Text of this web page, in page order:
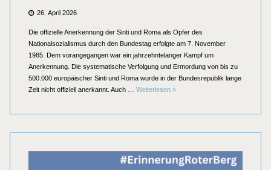
Posted
26. April 2026
Die offizielle Anerkennung der Sinti und Roma als Opfer des
Nationalsozialismus durch den Bundestag erfolgte am 7. November
1985. Dem vorangegangen war ein jahrzehntelanger Kampf um
Anerkennung. Die systematische Verfolgung und Ermordung von bis zu
500.000 europäischer Sinti und Roma wurde in der Bundesrepublik lange
Zeit nicht offiziell anerkannt. Auch … Weiterlesen Erinnerung Roter Berg:
»